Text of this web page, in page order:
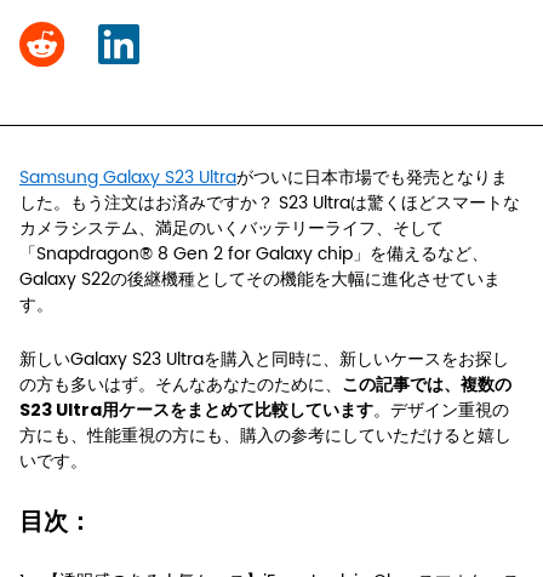
Share
Share
Samsung Galaxy S23 Ultraがついに日本市場でも発売となりま
した。もう注文はお済みですか？ S23 Ultraは驚くほどスマートな
カメラシステム、満足のいくバッテリーライフ、そして
「Snapdragon® 8 Gen 2 for Galaxy chip」を備えるなど、
Galaxy S22の後継機種としてその機能を大幅に進化させていま
す。
新しいGalaxy S23 Ultraを購入と同時に、新しいケースをお探し
の方も多いはず。そんなあなたのために、 この記事では、複数の
S23 Ultra用ケースをまとめて比較しています。デザイン重視の
方にも、性能重視の方にも、購入の参考にしていただけると嬉し
いです。
目次：